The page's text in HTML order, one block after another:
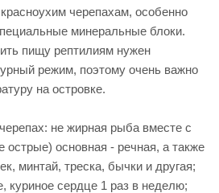
черепахам, особенно
минеральные блоки.
пищу рептилиям нужен
режим, поэтому очень важно
на островке.
не жирная рыба вместе с
острые) основная - речная, а также
минтай, треска, бычки и другая;
куриное сердце 1 раз в неделю;